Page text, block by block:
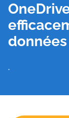
données
.